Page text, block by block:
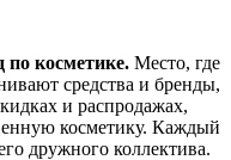
по косметике. Место, где
средства и бренды,
и распродажах,
косметику. Каждый
дружного коллектива.